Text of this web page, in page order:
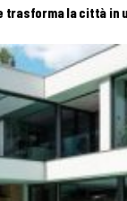
trasforma la città in